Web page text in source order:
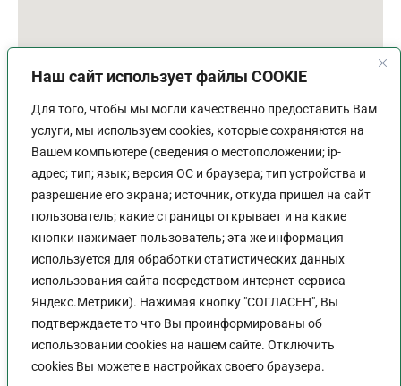
Наш сайт использует файлы COOKIE
Для того, чтобы мы могли качественно предоставить Вам
услуги, мы используем cookies, которые сохраняются на
Вашем компьютере (сведения о местоположении; ip-
адрес; тип; язык; версия ОС и браузера; тип устройства и
разрешение его экрана; источник, откуда пришел на сайт
пользователь; какие страницы открывает и на какие
кнопки нажимает пользователь; эта же информация
используется для обработки статистических данных
использования сайта посредством интернет-сервиса
Яндекс.Метрики). Нажимая кнопку "СОГЛАСЕН", Вы
подтверждаете то что Вы проинформированы об
использовании cookies на нашем сайте. Отключить
cookies Вы можете в настройках своего браузера.
График работы
Пн-Пт:9:00 - 18:00
Перерыв:13:00 - 14:00
Выходной:Сб - Вс